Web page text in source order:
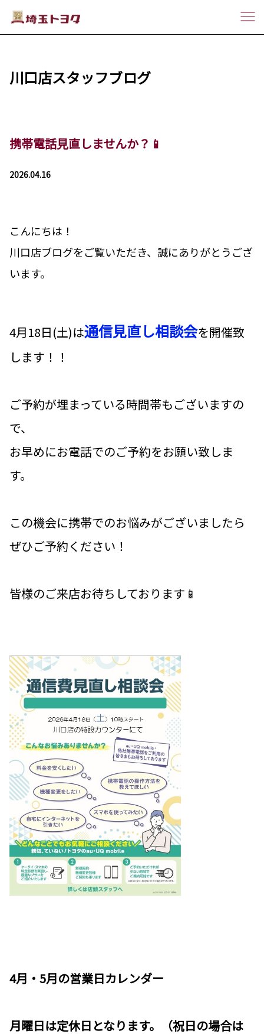
川口店スタッフブログ
携帯電話見直しませんか？📱
2026.04.16
こんにちは！
川口店ブログをご覧いただき、誠にありがとうござ
います。
4月18日(土)は通信見直し相談会を開催致
します！！
ご予約が埋まっている時間帯もございますの
で、
お早めにお電話でのご予約をお願い致しま
す。
この機会に携帯でのお悩みがございましたら
ぜひご予約ください！
皆様のご来店お待ちしております📱
4月・5月の営業日カレンダー
月曜日は定休日となります。（祝日の場合は